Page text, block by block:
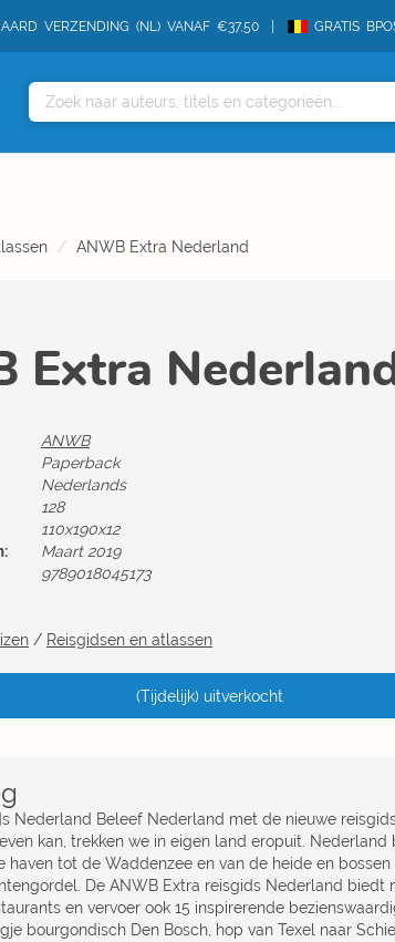
VERZENDING (NL) VANAF €37,50 GRATIS
ANWB Extra Nederland
Extra
ANWB
Paperback
Nederlands
128
110x190x12
Maart 2019
9789018045173
/ Reisgidsen en atlassen
(Tijdelijk) uitverkocht
Nederland Beleef Nederland met de nieuwe
kan, trekken we in eigen land eropuit. Nederland
haven tot de Waddenzee en van de heide en
De ANWB Extra reisgids Nederland biedt
en vervoer ook 15 inspirerende
bourgondisch Den Bosch, hop van Texel naar